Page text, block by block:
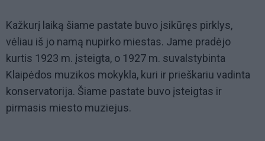
Kažkurį laiką šiame pastate buvo įsikūręs pirklys,
vėliau iš jo namą nupirko miestas. Jame pradėjo
kurtis 1923 m. įsteigta, o 1927 m. suvalstybinta
Klaipėdos muzikos mokykla, kuri ir prieškariu vadinta
konservatorija. Šiame pastate buvo įsteigtas ir
pirmasis miesto muziejus.